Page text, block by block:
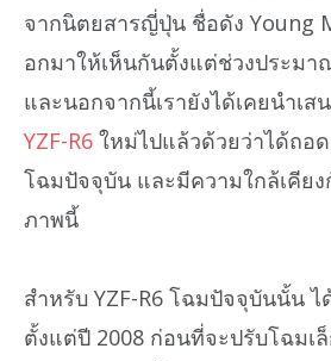
จากนิตยสารญี่ปุ่น ชื่อดัง Young
อกมาให้เห็นกันตั้งแต่ช่วงประมา
และนอกจากนี้เรายังได้เคยนำเส
YZF-R6 ใหม่ไปแล้วด้วยว่าได้ถอ
โฉมปัจจุบัน และมีความใกล้เคีย
ภาพนี้
สำหรับ YZF-R6 โฉมปัจจุบันนั้น ไ
ตั้งแต่ปี 2008 ก่อนที่จะปรับโฉมเ